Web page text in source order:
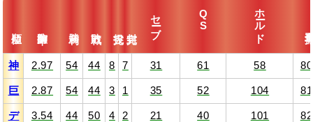
セーブ QS ホールド
神 2.97 54 44 8 7 31 61 58
巨 2.87 54 44 3 1 35 52 104
デ 3.54 44 50 4 2 21 40 101